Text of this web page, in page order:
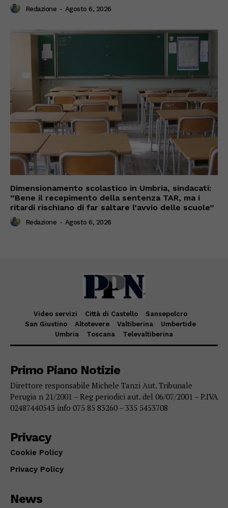
Redazione - Agosto 6, 2026
Dimensionamento scolastico in Umbria, sindacati:
“Bene il recepimento della sentenza TAR, ma i
ritardi rischiano di far saltare l’avvio delle scuole”
Redazione - Agosto 6, 2026
Video servizi Città di Castello
Sansepolcro
San Giustino
Altotevere Valtiberina
Umbertide
Umbria
Toscana Televaltiberina
Primo Piano Notizie
Direttore responsabile Michele Tanzi Aut. Tribunale
Perugia n 21/2001 – Reg periodici aut. del 06/07/2001 – P.IVA
02487440543 info 075 85 83260 – 335 5453708
Privacy
Cookie Policy
Privacy Policy
News